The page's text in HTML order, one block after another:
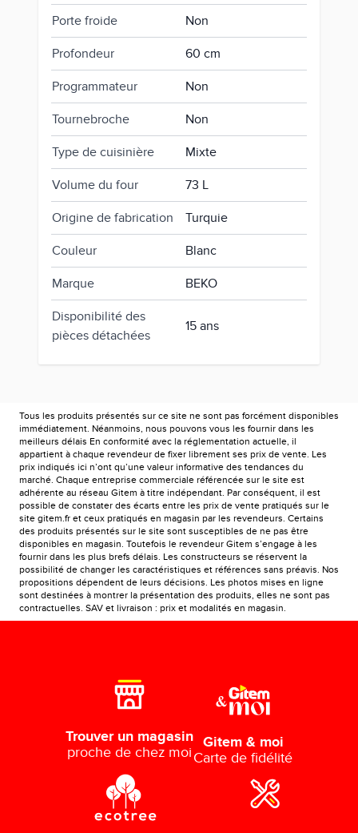
Porte froide Non
Profondeur 60 cm
Programmateur Non
Tournebroche Non
Type de cuisinière Mixte
Volume du four 73 L
Origine de fabrication Turquie
Couleur Blanc
Marque BEKO
Disponibilité des
pièces détachées
15 ans
Tous les produits présentés sur ce site ne sont pas forcément disponibles
immédiatement. Néanmoins, nous pouvons vous les fournir dans les
meilleurs délais En conformité avec la réglementation actuelle, il
appartient à chaque revendeur de fixer librement ses prix de vente. Les
prix indiqués ici n’ont qu’une valeur informative des tendances du
marché. Chaque entreprise commerciale référencée sur le site est
adhérente au réseau Gitem à titre indépendant. Par conséquent, il est
possible de constater des écarts entre les prix de vente pratiqués sur le
site gitem.fr et ceux pratiqués en magasin par les revendeurs. Certains
des produits présentés sur le site sont susceptibles de ne pas être
disponibles en magasin. Toutefois le revendeur Gitem s’engage à les
fournir dans les plus brefs délais. Les constructeurs se réservent la
possibilité de changer les caractéristiques et références sans préavis. Nos
propositions dépendent de leurs décisions. Les photos mises en ligne
sont destinées à montrer la présentation des produits, elles ne sont pas
contractuelles. SAV et livraison : prix et modalités en magasin.
Trouver un magasin
proche de chez moi
Gitem & moi
Carte de fidélité